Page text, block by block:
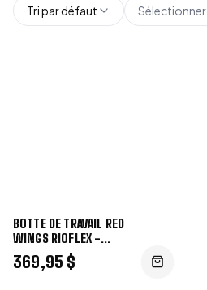
Tri par défaut Sélectionner
BOTTE DE TRAVAIL RED
WINGS RIOFLEX -
3592EE
369,95 $